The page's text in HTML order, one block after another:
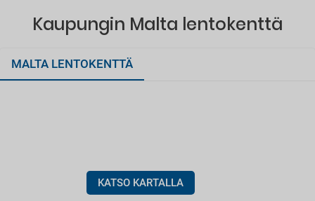
Kaupungin Malta lentokenttä
MALTA LENTOKENTTÄ
KATSO KARTALLA